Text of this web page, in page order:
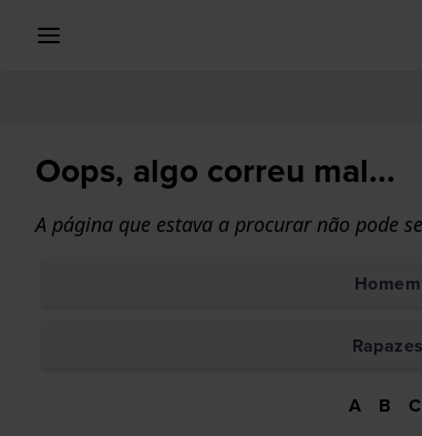
Oops, algo correu mal...
A página que estava a procurar não pode
Homem
Rapazes
A B C